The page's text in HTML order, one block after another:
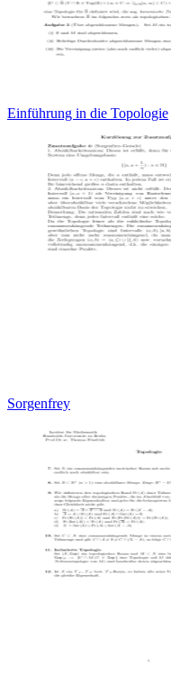
Einführung in die Topologie
Sorgenfrey